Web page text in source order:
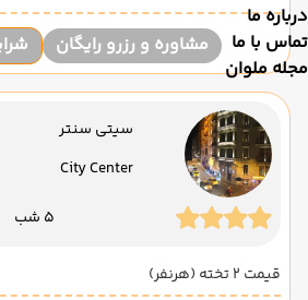
درباره ما
تماس با ما
مجله ملوان
مشاوره و رزرو رایگان
سیتی سنتر
City Center
5 شب
قیمت 2 تخته (هرنفر)